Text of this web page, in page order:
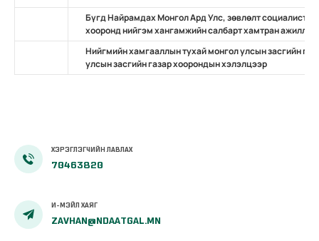
Бүгд Найрамдах Монгол Ард Улс, зөвлөлт социалист
хооронд нийгэм хангамжийн салбарт хамтран ажиллах
Нийгмийн хамгааллын тухай монгол улсын засгийн
улсын засгийн газар хоорондын хэлэлцээр
ХЭРЭГЛЭГЧИЙН ЛАВЛАХ
70463820
И-МЭЙЛ ХАЯГ
ZAVHAN@NDAATGAL.MN